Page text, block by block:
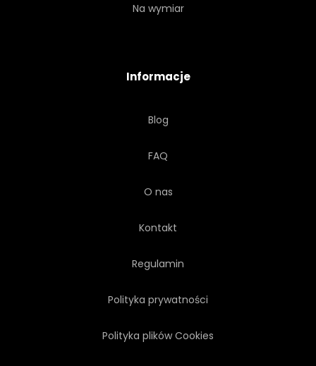
Na wymiar
Informacje
Blog
FAQ
O nas
Kontakt
Regulamin
Polityka prywatności
Polityka plików Cookies